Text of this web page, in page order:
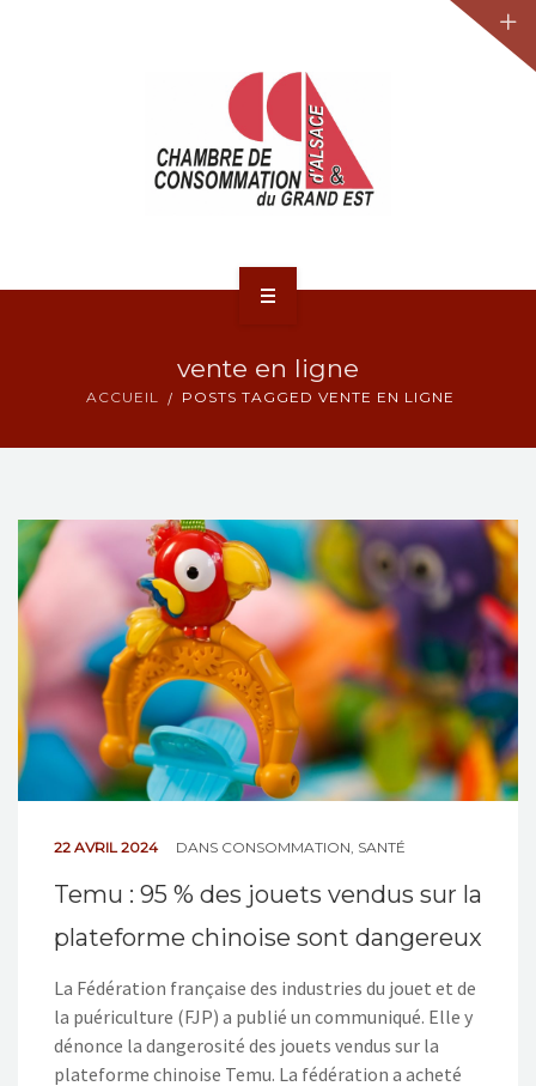
NOS ACTIONS
vente en ligne
ACCUEIL POSTS TAGGED VENTE EN LIGNE
22 AVRIL 2024 DANS CONSOMMATION SANTÉ
Temu : 95 % des jouets vendus sur la
plateforme chinoise sont dangereux
La Fédération française des industries du jouet et de
la puériculture (FJP) a publié un communiqué. Elle y
dénonce la dangerosité des jouets vendus sur la
plateforme chinoise Temu. La fédération a acheté